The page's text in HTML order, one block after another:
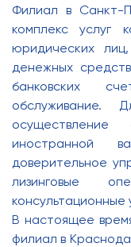
Филиал в Санкт-
комплекс услуг
юридических
денежных
банковских
обслуживание.
иностранной
доверительное
лизинговые
консультационные
В настоящее
филиал в